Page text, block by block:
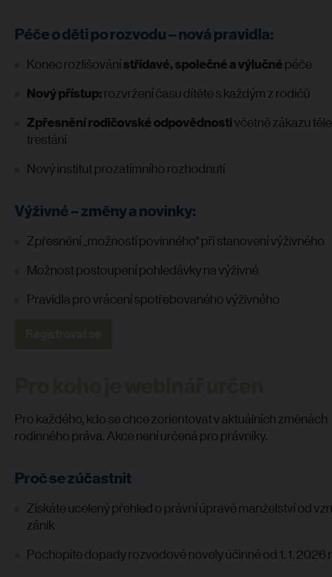
Péče o děti po rozvodu – nová pravidla:
Konec rozlišovánístřídavé, společné a výlučnépéče
Nový přístup:rozvržení času dítěte s každým z rodičů
Zpřesnění rodičovské odpovědnostivčetně zákazu
trestání
Nový institut prozatímního rozhodnutí
Výživné – změny a novinky:
Zpřesnění „možností povinného" při stanovení výživného
Možnost postoupení pohledávky na výživné
Pravidla pro vrácení spotřebovaného výživného
Pro každého, kdo se chce zorientovat v aktuálních změnách
rodinného práva. Akce není určená pro právníky.
Proč se zúčastnit
Získáte ucelený přehled o právní úpravě manželství od
zánik
Pochopíte dopady rozvodové novely účinné od 1. 1. 2026